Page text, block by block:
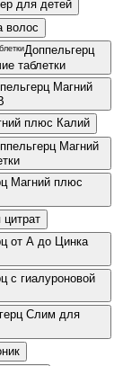
для детей
волос
Доппельгерц
таблетки
Магний
плюс Калий
Магний
Магний плюс
от А до Цинка
с гиалуроновой
Слим для